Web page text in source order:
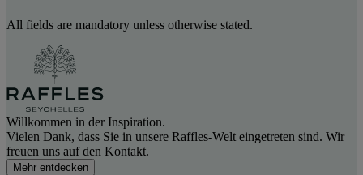
All fields are mandatory unless otherwise stated.
Willkommen in der Inspiration.
Vielen Dank, dass Sie in unsere Raffles-Welt eingetreten sind. Wir
freuen uns auf den Kontakt.
Mehr entdecken